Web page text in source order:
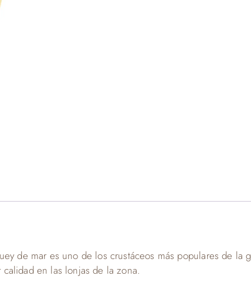
de mar es uno de los crustáceos más populares de la
en las lonjas de la zona.